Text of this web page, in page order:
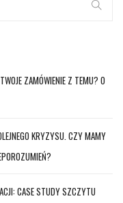
ZAMÓWIENIE Z TEMU? O
KRYZYSU. CZY MAMY
CASE STUDY SZCZYTU